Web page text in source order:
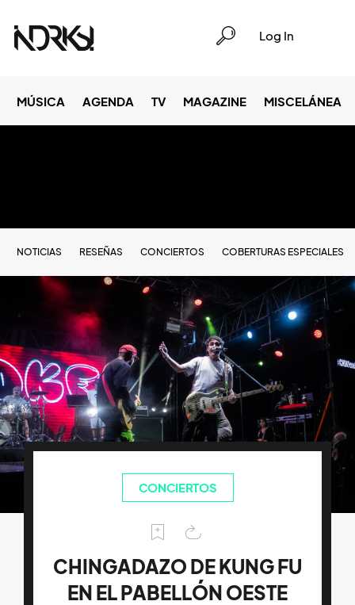
Log In
MÚSICA AGENDA TV MAGAZINE MISCELÁNEA
NOTICIAS RESEÑAS CONCIERTOS COBERTURAS ESPECIALES
CONCIERTOS
CHINGADAZO DE KUNG FU
EN EL PABELLÓN OESTE